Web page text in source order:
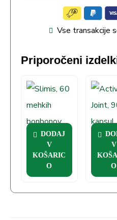
Vse transakcije
Priporočeni
Slimis, 60
mehkih
bonbonov
DODAJ
V
KOŠARIC
O
Active
90
V
O